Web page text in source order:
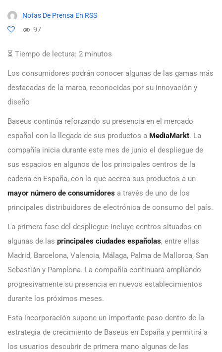
Notas De Prensa En RSS
97
⏳ Tiempo de lectura: 2 minutos
Los consumidores podrán conocer algunas de las gamas más
destacadas de la marca, reconocidas por su innovación y
diseño
Baseus continúa reforzando su presencia en el mercado
español con la llegada de sus productos a MediaMarkt. La
compañía inicia durante este mes de junio el despliegue de
sus espacios en algunos de los principales centros de la
cadena en España, con lo que acerca sus productos a un
mayor número de consumidores a través de uno de los
principales distribuidores de electrónica de consumo del país.
La primera fase del despliegue incluye centros situados en
algunas de las principales ciudades españolas, entre ellas
Madrid, Barcelona, Valencia, Málaga, Palma de Mallorca, San
Sebastián y Pamplona. La compañía continuará ampliando
progresivamente su presencia en nuevos establecimientos
durante los próximos meses.
Esta incorporación supone un importante paso dentro de la
estrategia de crecimiento de Baseus en España y permitirá a
los usuarios descubrir de primera mano algunas de las